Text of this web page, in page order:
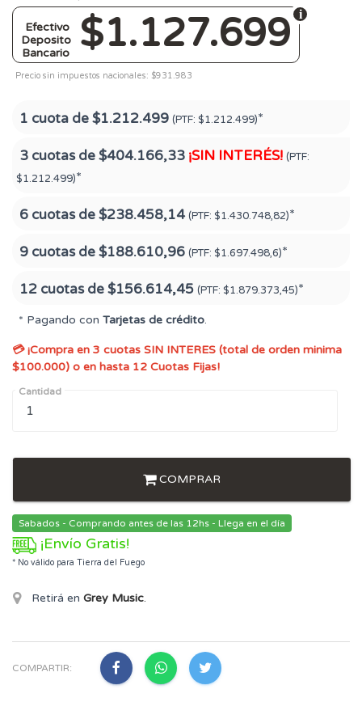
$1.127.699
Efectivo
Deposito
Bancario
Precio sin impuestos nacionales: $931.983
1 cuota de$1.212.499 (PTF: $1.212.499)*
3 cuotas de$404.166,33 ¡SIN INTERÉS! (PTF:
$1.212.499)*
6 cuotas de$238.458,14 (PTF: $1.430.748,82)*
9 cuotas de$188.610,96 (PTF: $1.697.498,6)*
12 cuotas de$156.614,45 (PTF: $1.879.373,45)*
* Pagando con Tarjetas de crédito.
💳 ¡Compra en 3 cuotas SIN INTERES (total de orden minima
$100.000) o en hasta 12 Cuotas Fijas!
Cantidad
COMPRAR
Sabados - Comprando antes de las 12hs - Llega en el día
¡Envío Gratis!
* No válido para Tierra del Fuego
Retirá en Grey Music.
COMPARTIR: